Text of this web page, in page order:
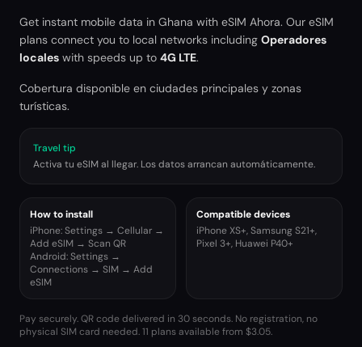
Get instant mobile data in Ghana with eSIM Ahora. Our eSIM
plans connect you to local networks including Operadores
locales with speeds up to 4G LTE.
Cobertura disponible en ciudades principales y zonas
turísticas.
Travel tip
Activa tu eSIM al llegar. Los datos arrancan automáticamente.
How to install
iPhone: Settings → Cellular →
Add eSIM → Scan QR
Android: Settings →
Connections → SIM → Add
eSIM
Compatible devices
iPhone XS+, Samsung S21+,
Pixel 3+, Huawei P40+
Pay securely. QR code delivered in 30 seconds. No registration, no
physical SIM card needed.11 plans available from $3.05.